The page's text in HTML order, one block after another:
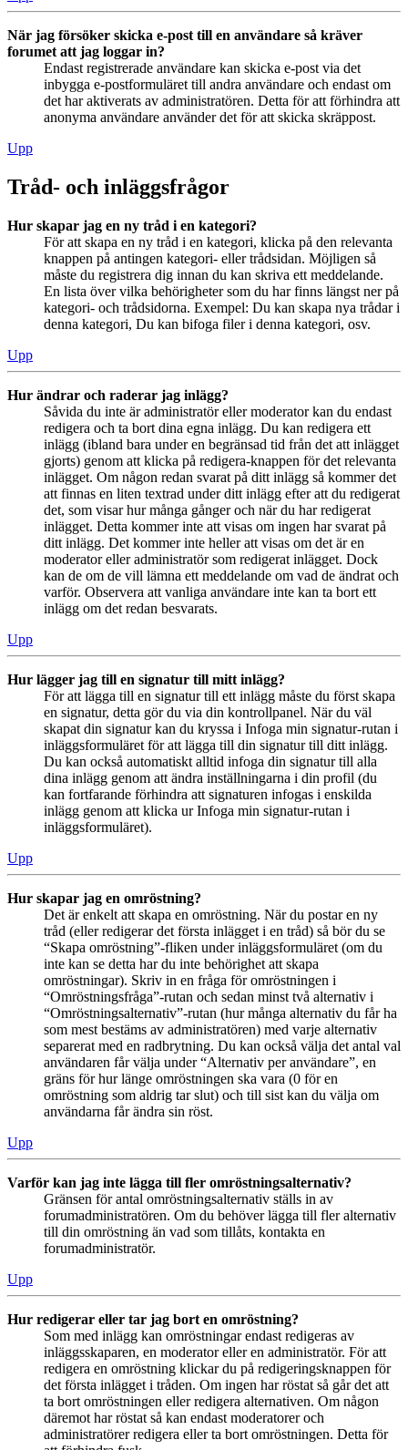
När jag försöker skicka e-post till en användare så kräver
forumet att jag loggar in?
Endast registrerade användare kan skicka e-post via det
inbygga e-postformuläret till andra användare och endast om
det har aktiverats av administratören. Detta för att förhindra att
anonyma användare använder det för att skicka skräppost.
Upp
Tråd- och inläggsfrågor
Hur skapar jag en ny tråd i en kategori?
För att skapa en ny tråd i en kategori, klicka på den relevanta
knappen på antingen kategori- eller trådsidan. Möjligen så
måste du registrera dig innan du kan skriva ett meddelande.
En lista över vilka behörigheter som du har finns längst ner på
kategori- och trådsidorna. Exempel: Du kan skapa nya trådar i
denna kategori, Du kan bifoga filer i denna kategori, osv.
Upp
Hur ändrar och raderar jag inlägg?
Såvida du inte är administratör eller moderator kan du endast
redigera och ta bort dina egna inlägg. Du kan redigera ett
inlägg (ibland bara under en begränsad tid från det att inlägget
gjorts) genom att klicka på redigera-knappen för det relevanta
inlägget. Om någon redan svarat på ditt inlägg så kommer det
att finnas en liten textrad under ditt inlägg efter att du redigerat
det, som visar hur många gånger och när du har redigerat
inlägget. Detta kommer inte att visas om ingen har svarat på
ditt inlägg. Det kommer inte heller att visas om det är en
moderator eller administratör som redigerat inlägget. Dock
kan de om de vill lämna ett meddelande om vad de ändrat och
varför. Observera att vanliga användare inte kan ta bort ett
inlägg om det redan besvarats.
Upp
Hur lägger jag till en signatur till mitt inlägg?
För att lägga till en signatur till ett inlägg måste du först skapa
en signatur, detta gör du via din kontrollpanel. När du väl
skapat din signatur kan du kryssa i Infoga min signatur-rutan i
inläggsformuläret för att lägga till din signatur till ditt inlägg.
Du kan också automatiskt alltid infoga din signatur till alla
dina inlägg genom att ändra inställningarna i din profil (du
kan fortfarande förhindra att signaturen infogas i enskilda
inlägg genom att klicka ur Infoga min signatur-rutan i
inläggsformuläret).
Upp
Hur skapar jag en omröstning?
Det är enkelt att skapa en omröstning. När du postar en ny
tråd (eller redigerar det första inlägget i en tråd) så bör du se
“Skapa omröstning”-fliken under inläggsformuläret (om du
inte kan se detta har du inte behörighet att skapa
omröstningar). Skriv in en fråga för omröstningen i
“Omröstningsfråga”-rutan och sedan minst två alternativ i
“Omröstningsalternativ”-rutan (hur många alternativ du får ha
som mest bestäms av administratören) med varje alternativ
separerat med en radbrytning. Du kan också välja det antal val
användaren får välja under “Alternativ per användare”, en
gräns för hur länge omröstningen ska vara (0 för en
omröstning som aldrig tar slut) och till sist kan du välja om
användarna får ändra sin röst.
Upp
Varför kan jag inte lägga till fler omröstningsalternativ?
Gränsen för antal omröstningsalternativ ställs in av
forumadministratören. Om du behöver lägga till fler alternativ
till din omröstning än vad som tillåts, kontakta en
forumadministratör.
Upp
Hur redigerar eller tar jag bort en omröstning?
Som med inlägg kan omröstningar endast redigeras av
inläggsskaparen, en moderator eller en administratör. För att
redigera en omröstning klickar du på redigeringsknappen för
det första inlägget i tråden. Om ingen har röstat så går det att
ta bort omröstningen eller redigera alternativen. Om någon
däremot har röstat så kan endast moderatorer och
administratörer redigera eller ta bort omröstningen. Detta för